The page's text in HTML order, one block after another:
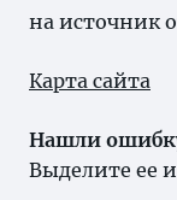
на источник
Карта сайта
Нашли
Выделите ее